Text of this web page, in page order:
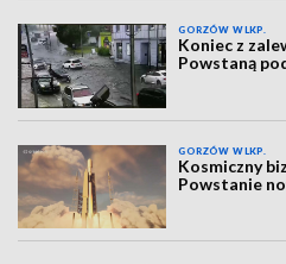
GORZÓW WLKP.
Koniec z
Powstaną
GORZÓW WLKP.
Kosmiczny
Powstanie